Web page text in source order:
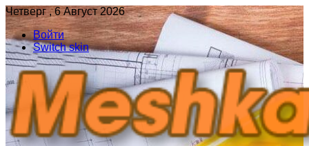
Четверг , 6 Август 2026
Войти
Switch skin